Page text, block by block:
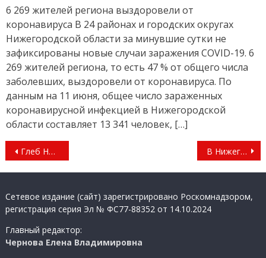
6 269 жителей региона выздоровели от
коронавируса В 24 районах и городских округах
Нижегородской области за минувшие сутки не
зафиксированы новые случаи заражения COVID-19. 6
269 жителей региона, то есть 47 % от общего числа
заболевших, выздоровели от коронавируса. По
данным на 11 июня, общее число зараженных
коронавирусной инфекцией в Нижегородской
области составляет 13 341 человек, […]
Навигация
по
Глеб Никитин встретился с нижегородской делегацией на Всемирном фестивале молодежи в Сочи В Нижегородской области завершился региональный этап конкурса театральных афиш
Сетевое издание (сайт) зарегистрировано Роскомнадзором,
регистрация серия Эл № ФС77-88352 от 14.10.2024
Главный редактор:
Чернова Елена Владимировна